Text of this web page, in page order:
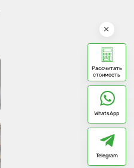
Рассчитать
стоимость
WhatsApp
Telegram